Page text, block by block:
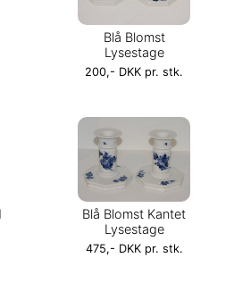
Blå Blomst
Lysestage
200,- DKK pr. stk.
Blå Blomst Kantet
Lysestage
475,- DKK pr. stk.